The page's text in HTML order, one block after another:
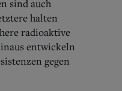
sind auch
halten
radioaktive
entwickeln
gegen